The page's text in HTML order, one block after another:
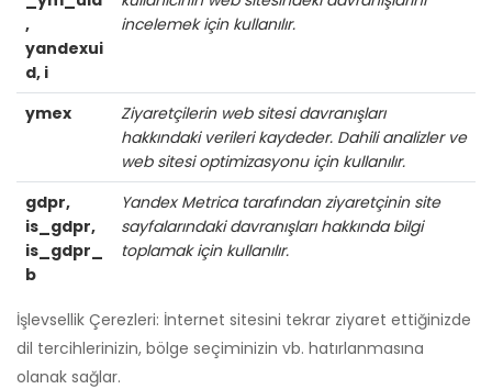
,
yandexui
d, i
incelemek için kullanılır.
ymex
Ziyaretçilerin web sitesi davranışları
hakkındaki verileri kaydeder. Dahili analizler ve
web sitesi optimizasyonu için kullanılır.
gdpr,
is_gdpr,
is_gdpr_
b
Yandex Metrica tarafından ziyaretçinin site
sayfalarındaki davranışları hakkında bilgi
toplamak için kullanılır.
İşlevsellik Çerezleri: İnternet sitesini tekrar ziyaret ettiğinizde
dil tercihlerinizin, bölge seçiminizin vb. hatırlanmasına
olanak sağlar.